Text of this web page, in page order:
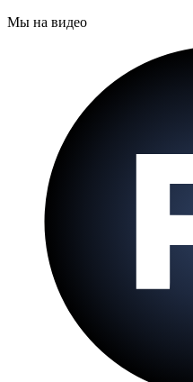
Мы на видео